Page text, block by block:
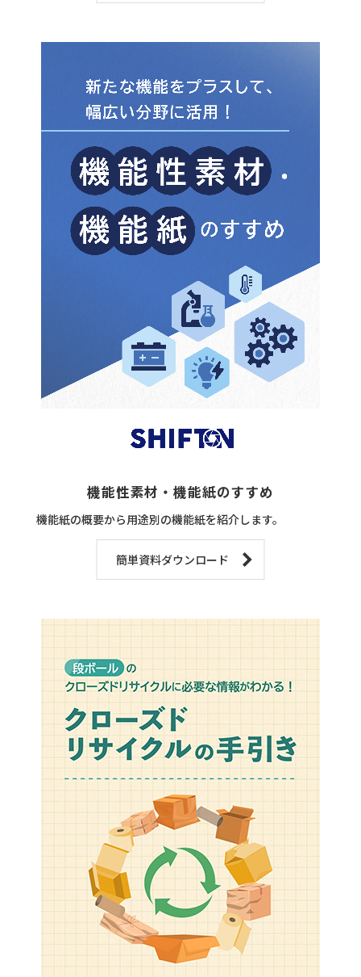
機能性素材・機能紙のすすめ
機能紙の概要から用途別の機能紙を紹介します。
簡単資料ダウンロード